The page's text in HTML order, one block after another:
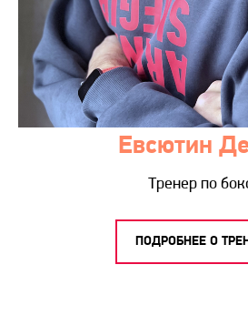
Евсютин
Тренер по
ПОДРОБНЕЕ О